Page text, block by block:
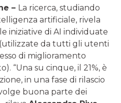
– La ricerca, studiando
artificiale, rivela
iniziative di AI individuate
da tutti gli utenti
di miglioramento
“Una su cinque, il 21%, è
in una fase di rilascio
buona parte dei